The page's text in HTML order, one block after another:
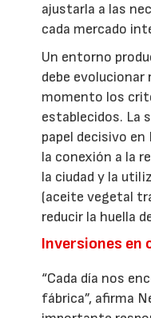
ajustarla a las
cada mercado
Un entorno
debe
momento los
establecidos. La
papel decisivo en
la conexión a la
la ciudad y la
(aceite vegetal
reducir la huella
Inversiones en
“Cada día nos
fábrica”, afirma